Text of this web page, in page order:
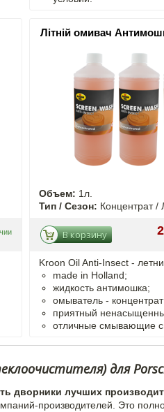
Літній омивач
Объем: 1л.
Тип / Сезон: Концентрат /
В корзину
Kroon Oil Anti-Insect -
made in Holland;
жидкость антимошка;
омыватель -
приятный
отличные смывающие
для
дворники лучших
производителей. Это